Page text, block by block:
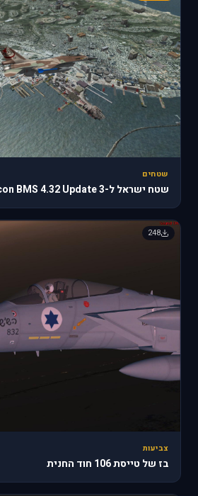
שטחים
שטח ישראל ל-Falcon BMS 4.32 Update 3
248
צביעות
בז של טייסת 106 חוד החנית